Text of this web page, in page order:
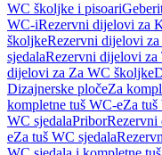
WC školjke i pisoari
WC-iRezervni dijelovi za
školjkeRezervni dijelovi
sjedalaRezervni dijelovi za
dijelovi za Za WC školjke
Dizajnerske pločeZa
kompletne tuš WC-eZa tuš
WC sjedalaPriborRezervni
eZa tuš WC sjedala